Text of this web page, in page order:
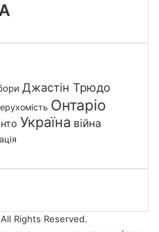
Джастін Трюдо
Онтаріо
Україна війна
Rights Reserved.